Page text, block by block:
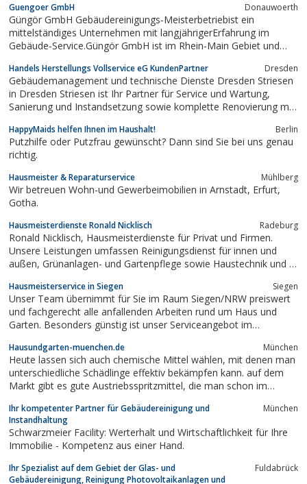
Guengoer GmbH Donauwoerth
Güngör GmbH Gebäudereinigungs-Meisterbetriebist ein
mittelständiges Unternehmen mit langjährigerErfahrung im
Gebäude-Service.Güngör GmbH ist im Rhein-Main Gebiet und
Handels Herstellungs Vollservice eG KundenPartner Dresden
Gebäudemanagement und technische Dienste Dresden Striesen
in Dresden Striesen ist Ihr Partner für Service und Wartung,
Sanierung und Instandsetzung sowie komplette Renovierung mit
HappyMaids helfen Ihnen im Haushalt! Berlin
Putzhilfe oder Putzfrau gewünscht? Dann sind Sie bei uns genau
richtig.
Hausmeister & Reparaturservice Mühlberg
Wir betreuen Wohn-und Gewerbeimobilien in Arnstadt, Erfurt,
Gotha.
Hausmeisterdienste Ronald Nicklisch Radeburg
Ronald Nicklisch, Hausmeisterdienste für Privat und Firmen.
Unsere Leistungen umfassen Reinigungsdienst für innen und
außen, Grünanlagen- und Gartenpflege sowie Haustechnik und -
Hausmeisterservice in Siegen Siegen
Unser Team übernimmt für Sie im Raum Siegen/NRW preiswert
und fachgerecht alle anfallenden Arbeiten rund um Haus und
Garten. Besonders günstig ist unser Serviceangebot im
bieten wir Ihnen Saisonverträge mit unschlagbaren Preisen an.
Viele Privat- und Firmenkunden sowie...
Hausundgarten-muenchen.de München
Heute lassen sich auch chemische Mittel wählen, mit denen man
unterschiedliche Schädlinge effektiv bekämpfen kann. auf dem
Markt gibt es gute Austriebsspritzmittel, die man schon im
Leimringe, die man um die Stämme binden soll. Gut wäre es,
diese Leimringe schon im...
Ihr kompetenter Partner für Gebäudereinigung und
Instandhaltung
München
Schwarzmeier Facility: Werterhalt und Wirtschaftlichkeit für Ihre
Immobilie - Kompetenz aus einer Hand.
Ihr Spezialist auf dem Gebiet der Glas- und
Gebäudereinigung, Reinigung Photovoltaikanlagen und
Fuldabrück